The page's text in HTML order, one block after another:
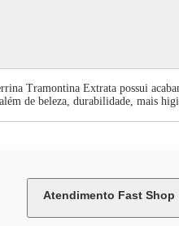
Tramontina Extrata possui
de beleza, durabilidade, mais
Atendimento Fast Shop